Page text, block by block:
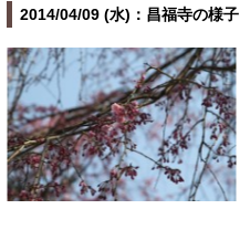
2014/04/09 (水)：昌福寺の様子